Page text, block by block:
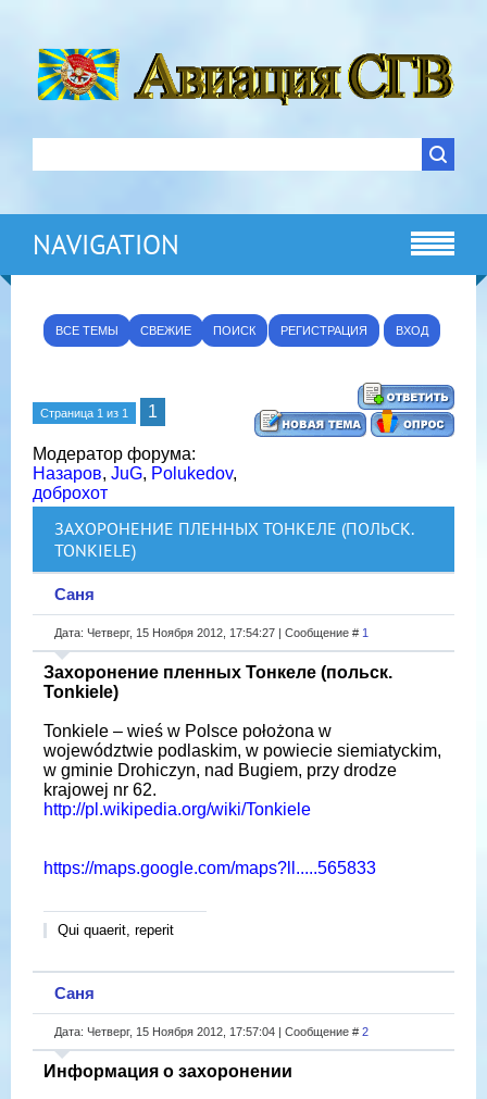
NAVIGATION
ВСЕ ТЕМЫ СВЕЖИЕ ПОИСК РЕГИСТРАЦИЯ ВХОД
Страница 1 из 1 1
Модератор форума:
Назаров, JuG, Polukedov,
доброхот
ЗАХОРОНЕНИЕ ПЛЕННЫХ ТОНКЕЛЕ (ПОЛЬСК.
TONKIELE)
Саня
Дата: Четверг, 15 Ноября 2012, 17:54:27 | Сообщение # 1
Захоронение пленных Тонкеле (польск.
Tonkiele)
Tonkiele – wieś w Polsce położona w
województwie podlaskim, w powiecie siemiatyckim,
w gminie Drohiczyn, nad Bugiem, przy drodze
krajowej nr 62.
http://pl.wikipedia.org/wiki/Tonkiele
https://maps.google.com/maps?ll.....565833
Qui quaerit, reperit
Саня
Дата: Четверг, 15 Ноября 2012, 17:57:04 | Сообщение # 2
Информация о захоронении